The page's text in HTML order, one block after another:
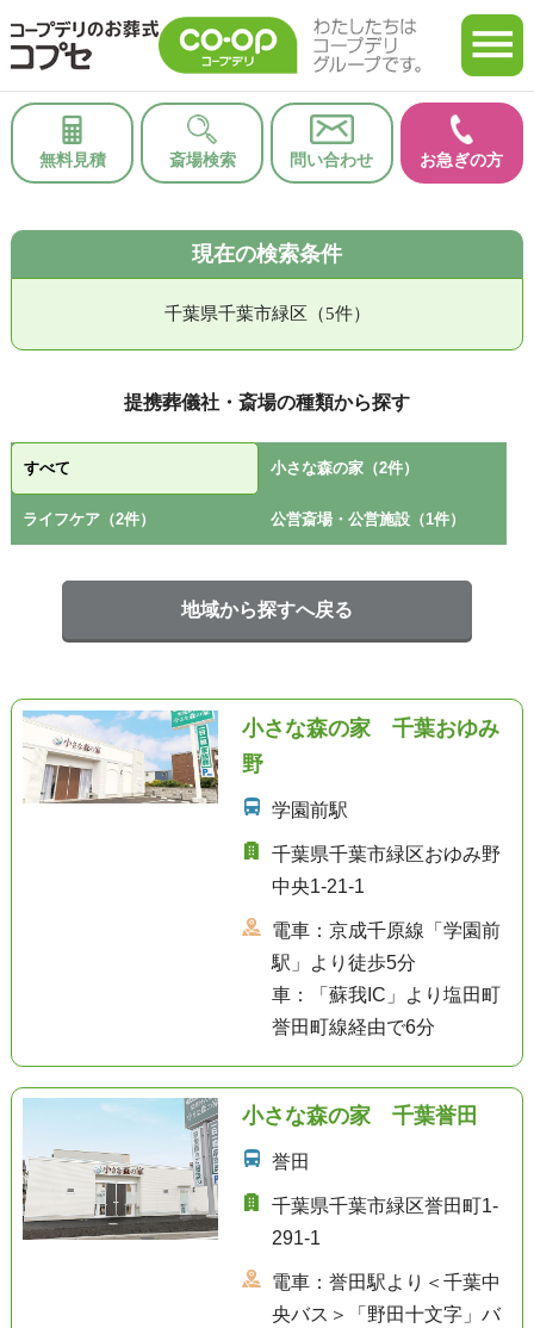
無料見積 斎場検索 問い合わせ お急ぎの方
現在の検索条件
千葉県千葉市緑区（5件）
提携葬儀社・斎場の種類から探す
すべて 小さな森の家（2件）
ライフケア（2件） 公営斎場・公営施設（1件）
地域から探すへ戻る
小さな森の家 千葉おゆみ
野
学園前駅
千葉県千葉市緑区おゆみ野
中央1-21-1
電車：京成千原線「学園前
駅」より徒歩5分
車：「蘇我IC」より塩田町
誉田町線経由で6分
小さな森の家 千葉誉田
誉田
千葉県千葉市緑区誉田町1-
291-1
電車：誉田駅より＜千葉中
央バス＞「野田十文字」バ